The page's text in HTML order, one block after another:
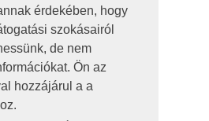
érdekében, hogy
szokásairól
de nem
Ön az
hozzájárul a a